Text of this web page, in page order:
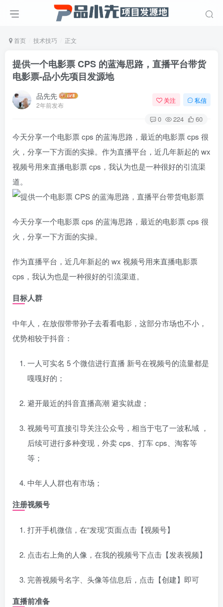
首页 技术技巧 正文
提供一个电影票 CPS 的蓝海思路，直播平台带货
电影票-品小先项目发源地
品先先
2年前发布
关注 私信
0 224 60
今天分享一个电影票 cps 的蓝海思路，最近的电影票 cps 很
火，分享一下方面的实操。作为直播平台，近几年新起的 wx
视频号用来直播电影票 cps，我认为也是一种很好的引流渠
道。
今天分享一个电影票 cps 的蓝海思路，最近的电影票 cps 很
火，分享一下方面的实操。
作为直播平台，近几年新起的 wx 视频号用来直播电影票
cps，我认为也是一种很好的引流渠道。
目标人群
中年人，在放假带带孙子去看看电影，这部分市场也不小，
优势相较于抖音：
一人可实名 5 个微信进行直播 新号在视频号的流量都是
嘎嘎好的；
避开最近的抖音直播高潮 避实就虚；
视频号可直接引导关注公众号，相当于屯了一波私域 ，
后续可进行多种变现，外卖 cps、打车 cps、淘客等
等；
中年人人群也有市场；
注册视频号
打开手机微信，在“发现”页面点击【视频号】
点击右上角的人像，在我的视频号下点击【发表视频】
完善视频号名字、头像等信息后，点击【创建】即可
直播前准备